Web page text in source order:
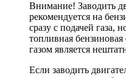
Внимание! Заводить
рекомендуется на
сразу с подачей газа,
топливная
газом является
Если заводить